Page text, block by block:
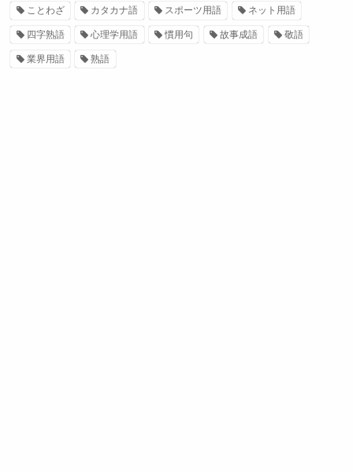
ことわざ カタカナ語 スポーツ用語 ネット用語
四字熟語 心理学用語 慣用句 故事成語 敬語
業界用語 熟語